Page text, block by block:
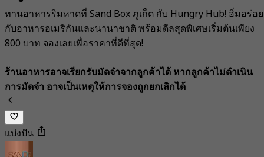
ทานอาหารริมหาดที่ Sand Box ภูเก็ต กับ Hungry Hub! อิ่มอร่อย
กับอาหารอเมริกันและนานาชาติ พร้อมดีลสุดพิเศษเริ่มต้นเพียง
800 บาท จองเลยเพื่อราคาที่ดีที่สุด!
ร้านอาหารอาจเรียกรับมัดจำจากลูกค้าได้ หากลูกค้าไม่ดำเนิน
การมัดจำ อาจเป็นเหตุให้การจองถูกยกเลิกได้
แบ่งปัน